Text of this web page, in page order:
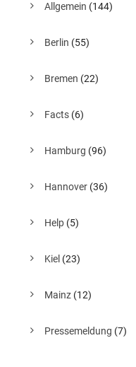
Allgemein (144)
Berlin (55)
Bremen (22)
Facts (6)
Hamburg (96)
Hannover (36)
Help (5)
Kiel (23)
Mainz (12)
Pressemeldung (7)